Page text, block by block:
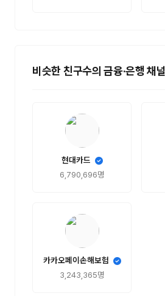
비슷한 친구수의 금융·은행 채널
현대카드
6,790,696명
카카오페이손해보험
3,243,365명